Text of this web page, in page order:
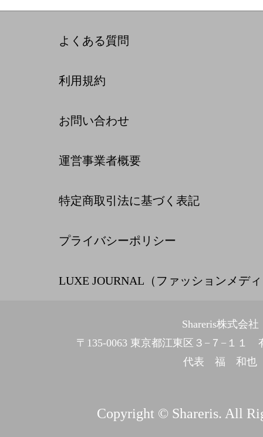
よくある質問
利用規約
お問い合わせ
運営事業者概要
特定商取引法に基づく表記
プライバシーポリシー
LUXE JOURNAL（ファッションメデ
Shareris株式会社
〒135-0063 東京都江東区３−７−１１
代表 福 和也
Copyright © Shareris. All